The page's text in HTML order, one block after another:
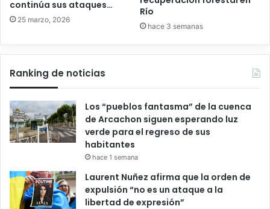
continúa sus ataques…
25 marzo, 2026
Río
hace 3 semanas
Ranking de noticias
Los “pueblos fantasma” de la cuenca
de Arcachon siguen esperando luz
verde para el regreso de sus
habitantes
hace 1 semana
Laurent Nuñez afirma que la orden de
expulsión “no es un ataque a la
libertad de expresión”